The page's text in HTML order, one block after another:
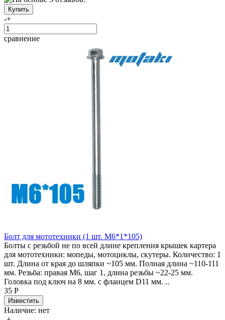
-+
сравнение
Болт для мототехники (1 шт. М6*1*105)
Болты с резьбой не по всей длине крепления крышек картера
для мототехники: мопеды, мотоциклы, скутеры. Количество: 1
шт. Длина от края до шляпки ~105 мм. Полная длина ~110-111
мм. Резьба: правая М6, шаг 1, длина резьбы ~22-25 мм.
Головка под ключ на 8 мм. с фланцем D11 мм. ..
35 Р
Наличие: нет